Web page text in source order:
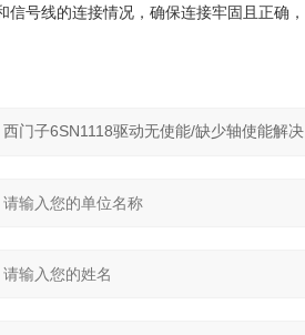
信号线的连接情况，确保连接牢固且正确